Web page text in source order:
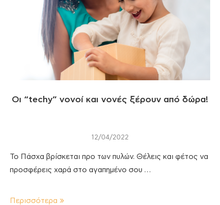
Οι “techy” νονοί και νονές ξέρουν από δώρα!
12/04/2022
Το Πάσχα βρίσκεται προ των πυλών. Θέλεις και φέτος να
προσφέρεις χαρά στο αγαπημένο σου …
Περισσότερα